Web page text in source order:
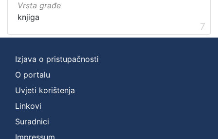
Vrsta građe
knjiga
7
Izjava o pristupačnosti
O portalu
Uvjeti korištenja
Linkovi
Suradnici